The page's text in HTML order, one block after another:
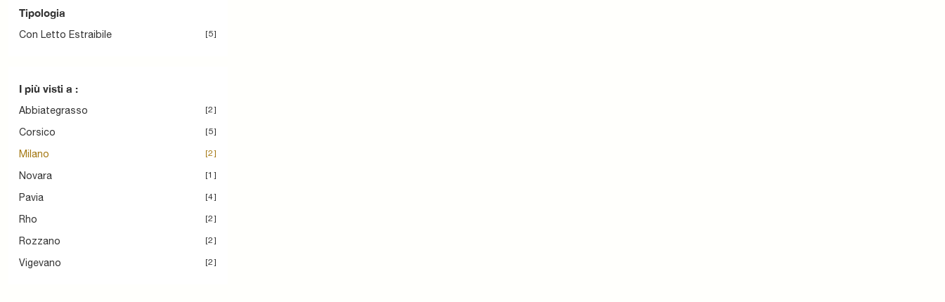
Tipologia
Con Letto Estraibile 5
I più visti a :
Abbiategrasso 2
Corsico 5
Milano 2
Novara 1
Pavia 4
Rho 2
Rozzano 2
Vigevano 2